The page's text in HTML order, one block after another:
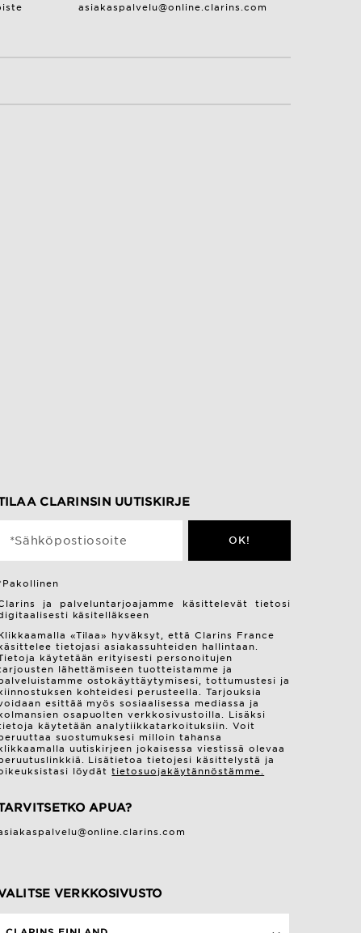
asiakaspalvelu@online.clarins.com
CLARINSIN UUTISKIRJE
*Sähköpostiosoite OK!
ja palveluntarjoajamme käsittelevät tietosi
käsitelläkseen
«Tilaa» hyväksyt, että Clarins France
tietojasi asiakassuhteiden hallintaan.
käytetään erityisesti personoitujen
lähettämiseen tuotteistamme ja
ostokäyttäytymisesi, tottumustesi ja
kohteidesi perusteella. Tarjouksia
esittää myös sosiaalisessa mediassa ja
osapuolten verkkosivustoilla. Lisäksi
käytetään analytiikkatarkoituksiin. Voit
suostumuksesi milloin tahansa
uutiskirjeen jokaisessa viestissä olevaa
Lisätietoa tietojesi käsittelystä ja
löydättietosuojakäytännöstämme.
APUA?
VERKKOSIVUSTO